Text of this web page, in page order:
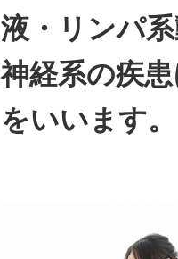
液・リンパ
神経系の疾
をいいます。